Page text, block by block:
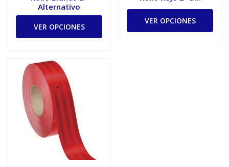
Alternativo
VER OPCIONES
VER OPCIONES